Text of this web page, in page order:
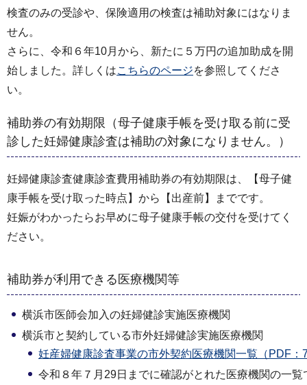
検査のみの受診や、保険適用の検査は補助対象にはなりま
せん。
さらに、令和６年10月から、新たに５万円の追加助成を開
始しました。詳しくはこちらのページを参照してくださ
い。
補助券の有効期限（母子健康手帳を受け取る前に受
診した妊婦健康診査は補助の対象になりません。）
妊婦健康診査健康診査費用補助券の有効期限は、【母子健
康手帳を受け取った時点】から【出産前】までです。
妊娠がわかったらお早めに母子健康手帳の交付を受けてく
ださい。
補助券が利用できる医療機関等
横浜市医師会加入の妊婦健診実施医療機関
横浜市と契約している市外妊婦健診実施医療機関
妊産婦健康診査事業の市外契約医療機関一覧（PDF：
令和８年７月29日までに確認がとれた医療機関の一